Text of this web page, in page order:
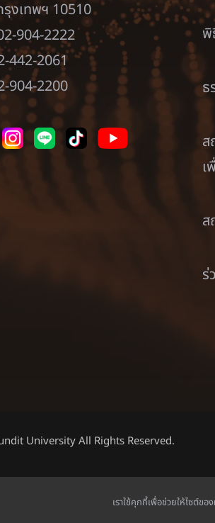
งเทพฯ 10510
904-2222
442-2061
904-2200
พิ
ธ
ส
ส
ร่
University All Rights Reserved.
เราใช้คุกกี้เพื่อช่วยให้ไซต์ข